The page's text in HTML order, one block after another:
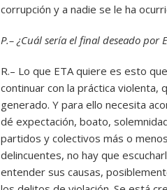
corrupción y a nadie se le ha
P.– ¿Cuál sería el final deseado por
R.– Lo que ETA quiere es esto
continuar con la práctica violenta,
generado. Y para ello necesita
dé expectación, boato,
partidos y colectivos más o
delincuentes, no hay que
entender sus causas,